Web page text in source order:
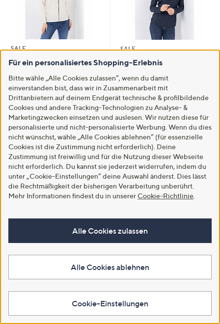
SALE
VIA MILANO Blusen-Shirt 1/1-
Arm Paillietten-Detail
figurumspielend
€ 23,99
5.0
5
(2)
Bewertungen
In den Warenkorb
SALE
VIA MILANO Shirt, 1/1-Arm Cut-
Out Ausschnitt mit ECOVERO
Viskose figurumspielend
€ 14,99
5.0
von
(1)
Bewertungen
Weitere Farben verfügbar
In den Warenkorb
5.04
SALE
MEN'S TOUCH Shirt, 1/1-Arm
€ 5,99
Für ein personalisiertes Shopping-Erlebnis
Bitte wähle „Alle Cookies zulassen“, wenn du damit
einverstanden bist, dass wir in Zusammenarbeit mit
Drittanbietern auf deinem Endgerät technische & profilbildende
Cookies und andere Tracking-Technologien zu Analyse- &
Marketingzwecken einsetzen und auslesen. Wir nutzen diese für
personalisierte und nicht-personalisierte Werbung. Wenn du dies
nicht wünschst, wähle „Alle Cookies ablehnen“ (für essenzielle
Cookies ist die Zustimmung nicht erforderlich). Deine
Zustimmung ist freiwillig und für die Nutzung dieser Webseite
nicht erforderlich. Du kannst sie jederzeit widerrufen, indem du
unter „Cookie-Einstellungen“ deine Auswahl änderst. Dies lässt
die Rechtmäßigkeit der bisherigen Verarbeitung unberührt.
Mehr Informationen findest du in unserer Cookie-Richtlinie
Alle Cookies zulassen
Alle Cookies ablehnen
Cookie-Einstellungen